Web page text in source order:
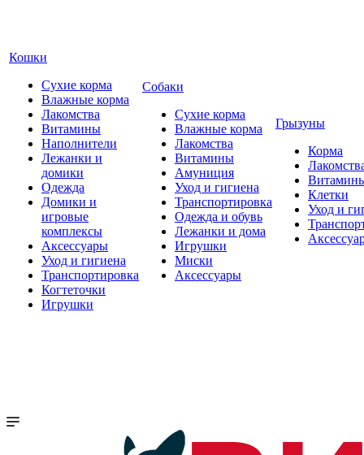
Кошки
Сухие корма
Влажные корма
Лакомства
Витамины
Наполнители
Лежанки и
домики
Одежда
Домики и
игровые
комплексы
Аксессуары
Уход и гигиена
Транспортировка
Когтеточки
Игрушки
Собаки
Сухие корма
Влажные корма
Лакомства
Витамины
Амуниция
Уход и гигиена
Транспортировка
Одежда и обувь
Лежанки и дома
Игрушки
Миски
Аксессуары
Грызуны
Корма
Клетки
Уход и